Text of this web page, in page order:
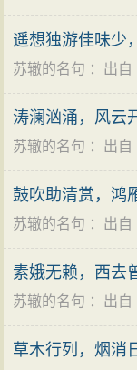
权任中书舍人，
起初，神宗因西
（1087年），西
出境，西夏又派
与刑部侍郎赵君
拜相参政
学士、御史中丞
遥想独游佳味少
苏辙的名句 ：出自
涛澜汹涌，风云
苏辙的名句 ：出自
鼓吹助清赏，鸿
苏辙的名句 ：出自
素娥无赖，西去
苏辙的名句 ：出自
草木行列，烟消